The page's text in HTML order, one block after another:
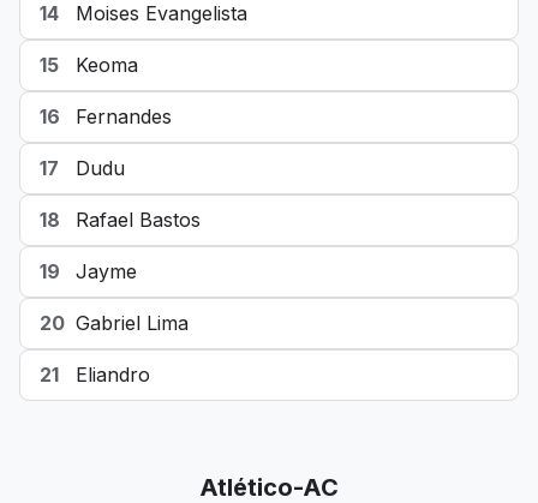
14 Moises Evangelista
15 Keoma
16 Fernandes
17 Dudu
18 Rafael Bastos
19 Jayme
20 Gabriel Lima
21 Eliandro
Atlético-AC